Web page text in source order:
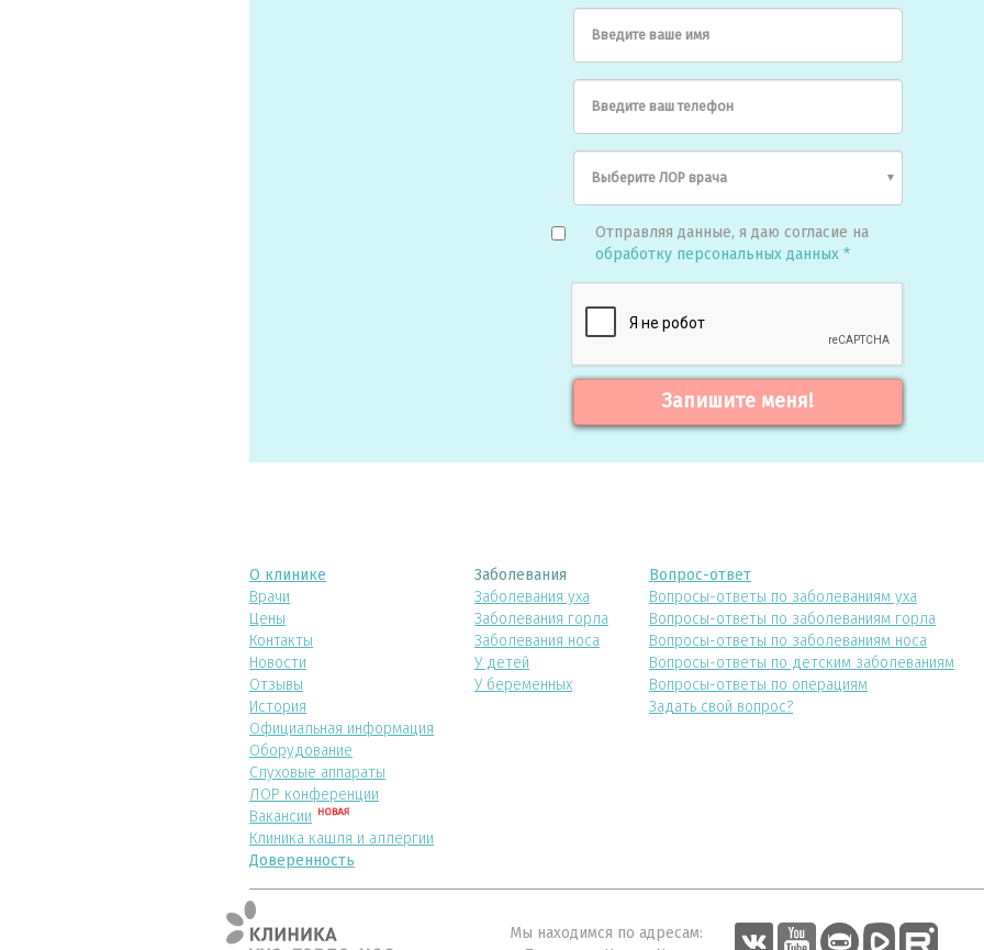
Введите ваше имя
Введите ваш телефон
Отправляя данные, я даю согласие на
обработку персональных данных *
Запишите меня!
О клинике
Врачи
Цены
Контакты
Новости
Отзывы
История
Официальная информация
Оборудование
Слуховые аппараты
ЛОР конференции
Вакансии
Клиника кашля и аллергии
Заболевания
Заболевания уха
Заболевания горла
Заболевания носа
У детей
У беременных
Вопрос-ответ
Вопросы-ответы по заболеваниям уха
Вопросы-ответы по заболеваниям горла
Вопросы-ответы по заболеваниям носа
Вопросы-ответы по детским заболеваниям
Вопросы-ответы по операциям
Задать свой вопрос?
Доверенность
Мы находимся по адресам: